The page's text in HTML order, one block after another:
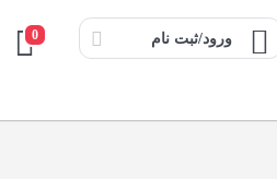
ورود/ثبت نام 0